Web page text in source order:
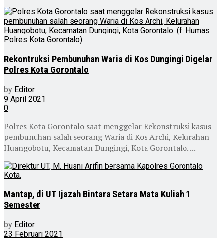
Rekontruksi Pembunuhan Waria di Kos Dungingi Digelar
Polres Kota Gorontalo
by Editor
9 April 2021
0
Polres Kota Gorontalo saat menggelar Rekonstruksi kasus
pembunuhan salah seorang Waria di Kos Archi, Kelurahan
Huangobotu, Kecamatan Dungingi, Kota Gorontalo. ...
Mantap, di UT Ijazah Bintara Setara Mata Kuliah 1
Semester
by Editor
23 Februari 2021